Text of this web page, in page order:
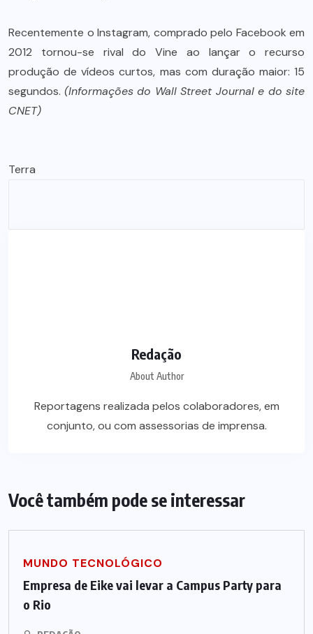
Recentemente o Instagram, comprado pelo Facebook em
2012 tornou-se rival do Vine ao lançar o recurso
produção de vídeos curtos, mas com duração maior: 15
segundos. (Informações do Wall Street Journal e do site
CNET)
Terra
Redação
About Author
Reportagens realizada pelos colaboradores, em
conjunto, ou com assessorias de imprensa.
Você também pode se interessar
MUNDO TECNOLÓGICO
Empresa de Eike vai levar a Campus Party para
o Rio